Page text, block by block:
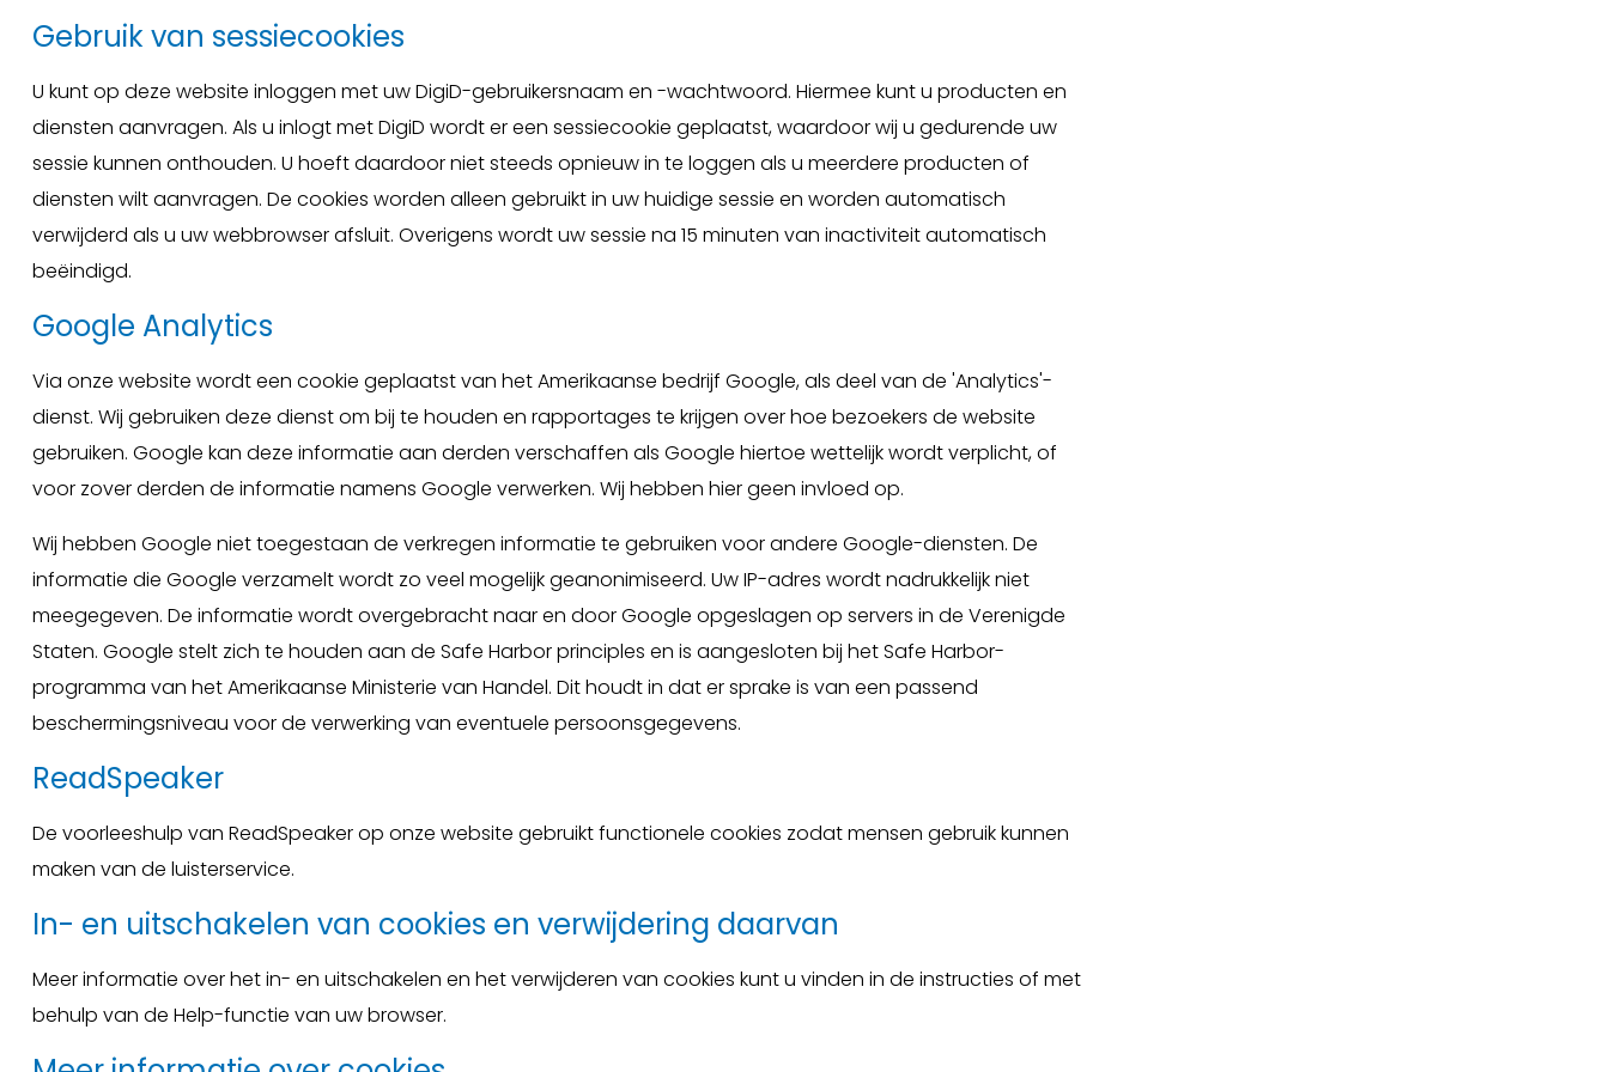
Gebruik van sessiecookies
U kunt op deze website inloggen met uw DigiD-gebruikersnaam en -wachtwoord. Hiermee kunt u producten en
diensten aanvragen. Als u inlogt met DigiD wordt er een sessiecookie geplaatst, waardoor wij u gedurende uw
sessie kunnen onthouden. U hoeft daardoor niet steeds opnieuw in te loggen als u meerdere producten of
diensten wilt aanvragen. De cookies worden alleen gebruikt in uw huidige sessie en worden automatisch
verwijderd als u uw webbrowser afsluit. Overigens wordt uw sessie na 15 minuten van inactiviteit automatisch
beëindigd.
Google Analytics
Via onze website wordt een cookie geplaatst van het Amerikaanse bedrijf Google, als deel van de 'Analytics'-
dienst. Wij gebruiken deze dienst om bij te houden en rapportages te krijgen over hoe bezoekers de website
gebruiken. Google kan deze informatie aan derden verschaffen als Google hiertoe wettelijk wordt verplicht, of
voor zover derden de informatie namens Google verwerken. Wij hebben hier geen invloed op.
Wij hebben Google niet toegestaan de verkregen informatie te gebruiken voor andere Google-diensten. De
informatie die Google verzamelt wordt zo veel mogelijk geanonimiseerd. Uw IP-adres wordt nadrukkelijk niet
meegegeven. De informatie wordt overgebracht naar en door Google opgeslagen op servers in de Verenigde
Staten. Google stelt zich te houden aan de Safe Harbor principles en is aangesloten bij het Safe Harbor-
programma van het Amerikaanse Ministerie van Handel. Dit houdt in dat er sprake is van een passend
beschermingsniveau voor de verwerking van eventuele persoonsgegevens.
ReadSpeaker
De voorleeshulp van ReadSpeaker op onze website gebruikt functionele cookies zodat mensen gebruik kunnen
maken van de luisterservice.
In- en uitschakelen van cookies en verwijdering daarvan
Meer informatie over het in- en uitschakelen en het verwijderen van cookies kunt u vinden in de instructies of met
behulp van de Help-functie van uw browser.